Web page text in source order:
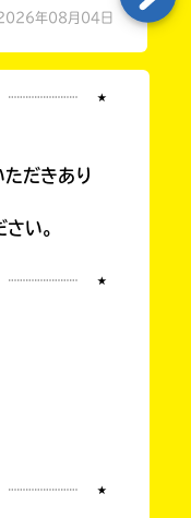
年08月04日
⋆
だきあり
い。
⋆
⋆